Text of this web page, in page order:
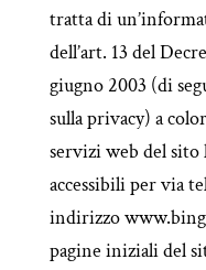
tratta di
dell’art. 13 del
giugno 2003 (di
sulla privacy) a
servizi web del
accessibili per via
indirizzo
pagine iniziali del